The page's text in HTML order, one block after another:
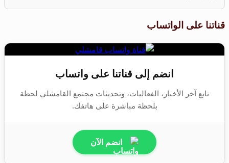
قناتنا على الواتساب
انضم إلى قناتنا على واتساب
تابع آخر الأخبار، الفعاليات، وتحديثات مجتمع القامشلي لحظة
بلحظة مباشرة على هاتفك.
انضم الآن